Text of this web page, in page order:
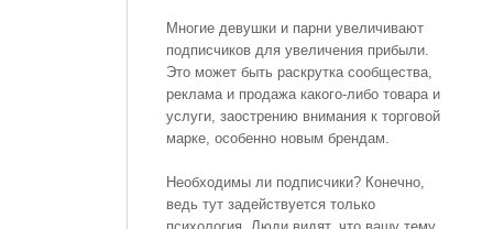
Многие девушки и парни увеличивают
подписчиков для увеличения прибыли.
Это может быть раскрутка сообщества,
реклама и продажа какого-либо товара и
услуги, заострению внимания к торговой
марке, особенно новым брендам.
Необходимы ли подписчики? Конечно,
ведь тут задействуется только